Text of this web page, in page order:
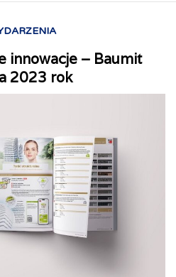
innowacje – Baumit
2023 rok